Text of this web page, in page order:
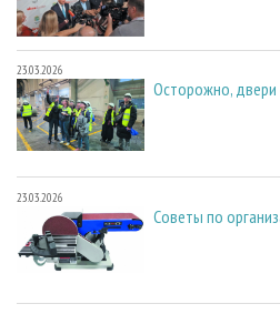
23.03.2026
Осторожно,
23.03.2026
Советы по